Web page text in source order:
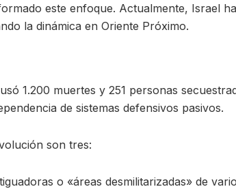
este enfoque. Actualmente, Israel
la dinámica en Oriente Próximo.
1.200 muertes y 251 personas
de sistemas defensivos pasivos.
son tres:
o «áreas desmilitarizadas» de